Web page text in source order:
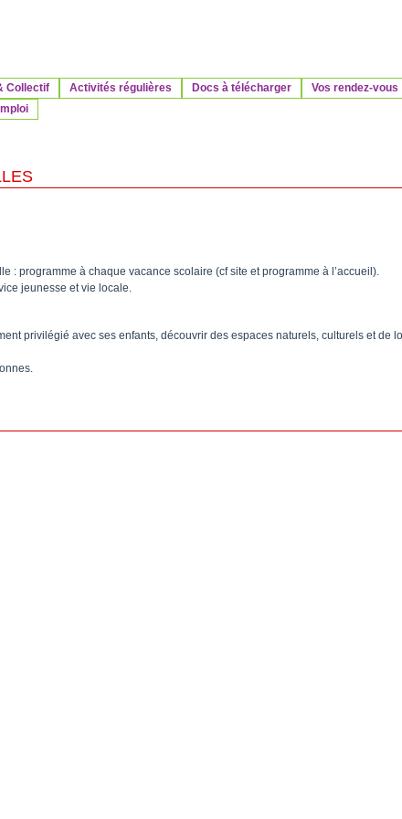
Collectif Activités régulières Docs à télécharger Vos rendez-vous
programme à chaque vacance scolaire (cf site et programme à l’accueil).
jeunesse et vie locale.
privilégié avec ses enfants, découvrir des espaces naturels, culturels et de